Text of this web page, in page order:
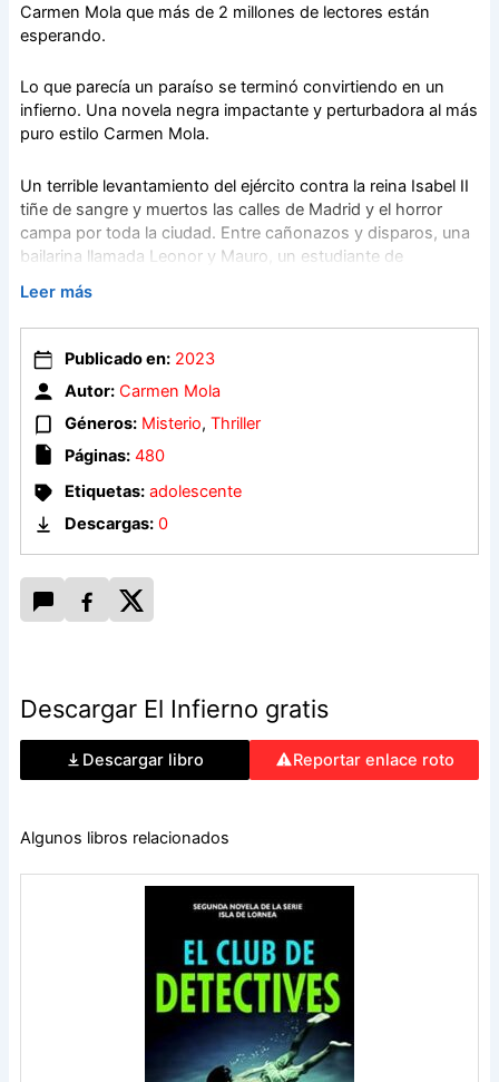
Carmen Mola que más de 2 millones de lectores están
esperando.
Lo que parecía un paraíso se terminó convirtiendo en un
infierno. Una novela negra impactante y perturbadora al más
puro estilo Carmen Mola.
Un terrible levantamiento del ejército contra la reina Isabel II
tiñe de sangre y muertos las calles de Madrid y el horror
campa por toda la ciudad. Entre cañonazos y disparos, una
bailarina llamada Leonor y Mauro, un estudiante de
Medicina, se ven envueltos en un homicidio que marcará sus
vidas.
Para evitar la prisión o la muerte, Leonor se ve obligada a
huir a La Habana, pero, al llegar allí, este supuesto paraíso
no es lo que espera. Las plantaciones de azúcar y los
ingenios esconden la tragedia de un esclavismo aún muy
vivo. Y, entre los esclavos, reaparece Mauro, aunque puede
que ya sea tarde para recuperar su amor. En un intento
desesperado por escapar de este infierno, ambos
descubrirán que el ingenio donde se hallan oculta una cruel
trama de asesinatos siguiendo un rito ancestral brutalmente
feroz.
Leer más
Publicado en: 2023
Autor: Carmen Mola
Géneros: Misterio, Thriller
Páginas: 480
Etiquetas: adolescente
Descargas: 0
Descargar El Infierno gratis
Descargar libro Reportar enlace roto
Algunos libros relacionados